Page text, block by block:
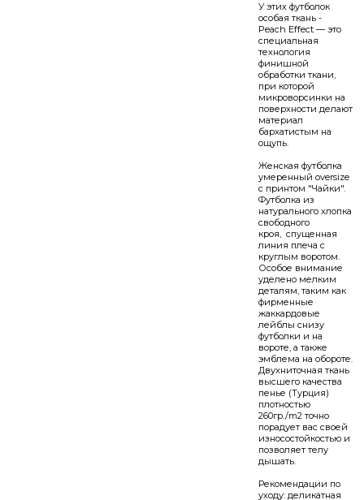
У этих футболок
особая ткань -
Peach Effect — это
специальная
технология
финишной
обработки ткани,
при которой
микроворсинки на
поверхности делают
материал
бархатистым на
ощупь.
Женская футболка
умеренный oversize
с принтом "Чайки".
Футболка из
натурального хлопка
свободного
кроя, спущенная
линия плеча с
круглым воротом.
Особое внимание
уделено мелким
деталям, таким как
фирменные
жаккардовые
лейблы снизу
футболки и на
вороте, а также
эмблема на обороте.
Двухниточная ткань
высшего качества
пенье (Турция)
плотностью
260гр./m2 точно
порадует вас своей
износостойкостью и
позволяет телу
дышать.
Рекомендации по
уходу: деликатная